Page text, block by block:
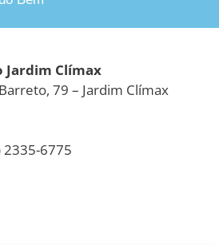
Jardim Clímax
79 – Jardim Clímax
2335-6775